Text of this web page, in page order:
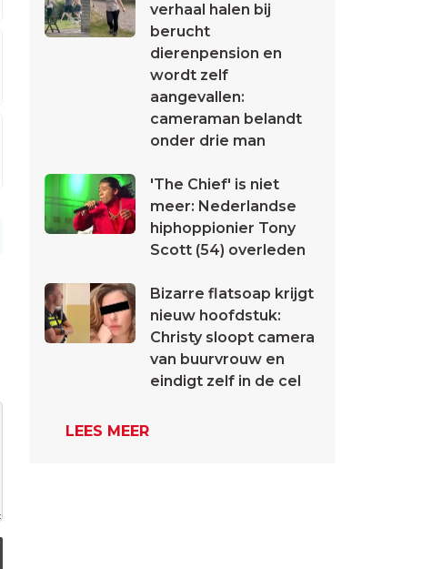
verhaal halen bij
berucht
dierenpension en
wordt zelf
aangevallen:
cameraman belandt
onder drie man
'The Chief' is niet
meer: Nederlandse
hiphoppionier Tony
Scott (54) overleden
Bizarre flatsoap krijgt
nieuw hoofdstuk:
Christy sloopt camera
van buurvrouw en
eindigt zelf in de cel
LEES MEER